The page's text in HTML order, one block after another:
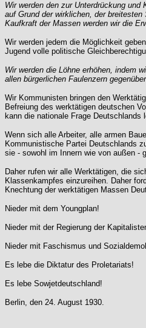
Wir werden den zur Unterdrückung
auf Grund der wirklichen, der
Kaufkraft der Massen werden wir die
Wir werden jedem die Möglichkeit
Jugend volle politische
Wir werden die Löhne erhöhen, indem
allen bürgerlichen Faulenzern
Wir Kommunisten bringen den
Befreiung des werktätigen deutschen
kann die nationale Frage Deutschlands
Wenn sich alle Arbeiter, alle armen
Kommunistische Partei Deutschlands
sie - sowohl im Innern wie von außen -
Daher rufen wir alle Werktätigen, die
Klassenkampfes einzureihen. Daher
Knechtung der werktätigen Massen
Nieder mit dem Youngplan!
Nieder mit der Regierung der
Nieder mit Faschismus und
Es lebe die Diktatur des Proletariats!
Es lebe Sowjetdeutschland!
Berlin, den 24. August 1930.